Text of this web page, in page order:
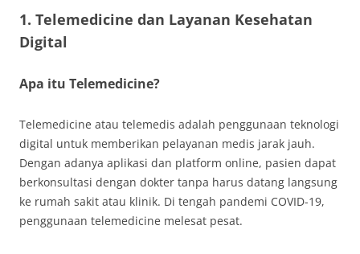
1. Telemedicine dan Layanan Kesehatan
Digital
Apa itu Telemedicine?
Telemedicine atau telemedis adalah penggunaan teknologi
digital untuk memberikan pelayanan medis jarak jauh.
Dengan adanya aplikasi dan platform online, pasien dapat
berkonsultasi dengan dokter tanpa harus datang langsung
ke rumah sakit atau klinik. Di tengah pandemi COVID-19,
penggunaan telemedicine melesat pesat.